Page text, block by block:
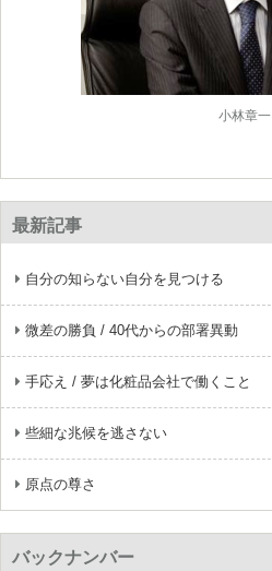
小林章一
最新記事
自分の知らない自分を見つける
微差の勝負 / 40代からの部署異動
手応え / 夢は化粧品会社で働くこと
些細な兆候を逃さない
原点の尊さ
バックナンバー